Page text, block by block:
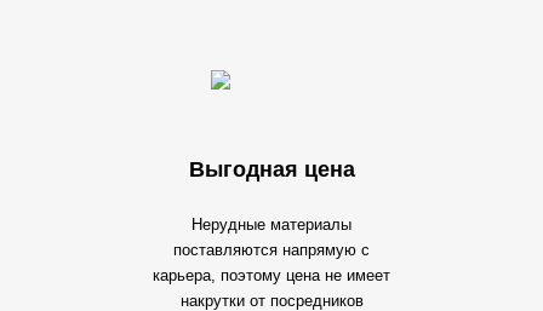
Выгодная цена
Нерудные материалы
поставляются напрямую с
карьера, поэтому цена не имеет
накрутки от посредников